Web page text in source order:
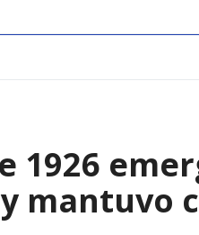
1926
mantuvo